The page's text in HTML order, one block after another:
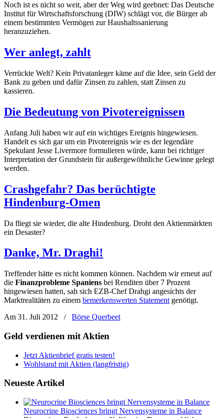
Noch ist es nicht so weit, aber der Weg wird geebnet: Das Deutsche
Institut für Wirtschaftsforschung (DIW) schlägt vor, die Bürger ab
einem bestimmten Vermögen zur Haushaltssanierung
heranzuziehen.
Wer anlegt, zahlt
Verrückte Welt? Kein Privatanleger käme auf die Idee, sein Geld der
Bank zu geben und dafür Zinsen zu zahlen, statt Zinsen zu
kassieren.
Die Bedeutung von Pivotereignissen
Anfang Juli haben wir auf ein wichtiges Ereignis hingewiesen.
Handelt es sich gar um ein Pivotereignis wie es der legendäre
Spekulant Jesse Livermore formulieren würde, kann bei richtiger
Interpretation der Grundstein für außergewöhnliche Gewinne gelegt
werden.
Crashgefahr? Das berüchtigte
Hindenburg-Omen
Da fliegt sie wieder, die alte Hindenburg. Droht den Aktienmärkten
ein Desaster?
Danke, Mr. Draghi!
Treffender hätte es nicht kommen können. Nachdem wir erneut auf
die Finanzprobleme Spaniens bei Renditen über 7 Prozent
hingewiesen hatten, sah sich EZB-Chef Drahgi angesichts der
Marktrealitäten zu einem bemerkenswerten Statement genötigt.
Am 31. Juli 2012
/ Börse Querbeet
Geld verdienen mit Aktien
Jetzt Aktienbrief gratis testen!
Wohlstand mit Aktien (langfristig)
Neueste Artikel
Neurocrine Biosciences bringt Nervensysteme in Balance